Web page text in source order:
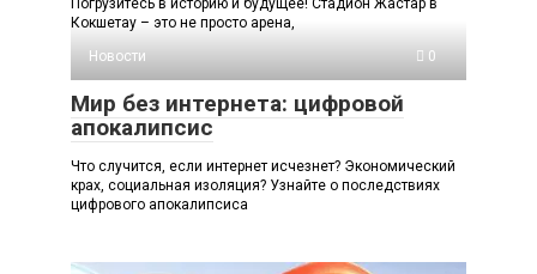
Погрузитесь в историю и будущее! Стадион Жастар в
Кокшетау – это не просто арена,
Новости
0
Мир без интернета: цифровой
апокалипсис
Что случится, если интернет исчезнет? Экономический
крах, социальная изоляция? Узнайте о последствиях
цифрового апокалипсиса